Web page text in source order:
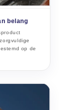
belang
op de